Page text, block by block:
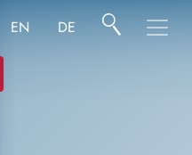
EN DE